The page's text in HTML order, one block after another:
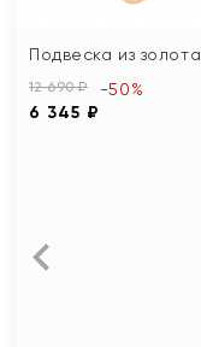
Подвеска из золота
12 690 ₽
6 345 ₽
-50%